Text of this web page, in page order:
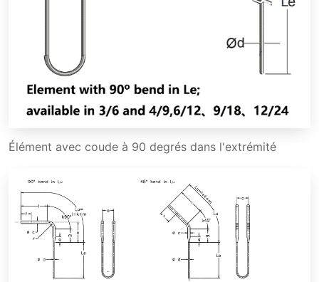
Élément avec coude à 90 degrés dans l'extrémité